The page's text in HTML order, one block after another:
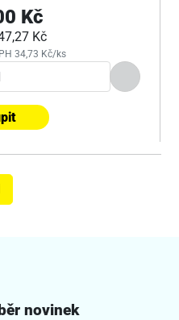
Kč
Kč
34,73 Kč/ks
novinek